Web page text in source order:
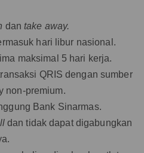
dantake away.
hari libur nasional.
maksimal 5 hari kerja.
QRIS dengan sumber
non-premium.
Bank Sinarmas.
dan tidak dapat digabungkan